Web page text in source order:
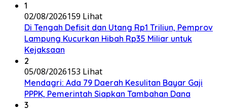
1
02/08/2026159 Lihat
Di Tengah Defisit dan Utang Rp1 Triliun, Pemprov
Lampung Kucurkan Hibah Rp35 Miliar untuk
Kejaksaan
2
05/08/2026153 Lihat
Mendagri: Ada 79 Daerah Kesulitan Bayar Gaji
PPPK, Pemerintah Siapkan Tambahan Dana
3